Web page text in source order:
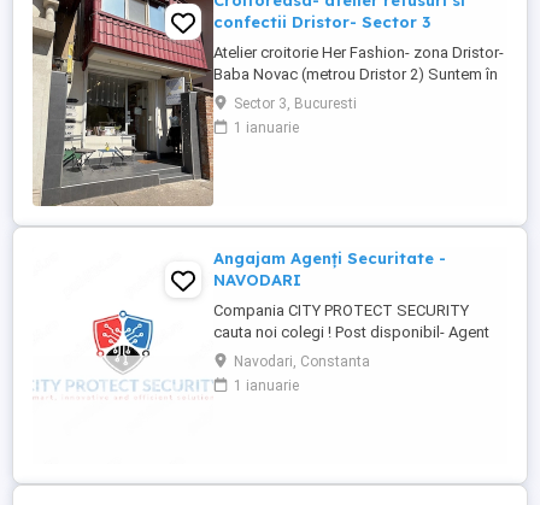
confectii Dristor- Sector 3
Atelier croitorie Her Fashion- zona Dristor-
Baba Novac (metrou Dristor 2) Suntem în
căutarea unei croitorese talentata și
pasionata pentru a se alătura atelierului
nostru. Dacă aveți experiență în croitorie,
Sector 3, Bucuresti
1 ianuarie
Angajam Agenți Securitate -
NAVODARI
Compania CITY PROTECT SECURITY
cauta noi colegi ! Post disponibil- Agent
de securitate: - KAUFLAND MARITIMO -
Bulevardul Aurel Vlaicu 218, 900380
Constanța - KAUFLAND NAVODARI -
Navodari, Constanta
1 ianuarie